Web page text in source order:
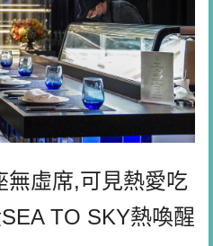
無虛席,可見熱愛吃
TO SKY熱喚醒